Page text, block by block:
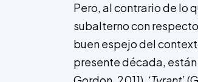
Pero, al contrario de lo
subalterno con
buen espejo del
presente década, están